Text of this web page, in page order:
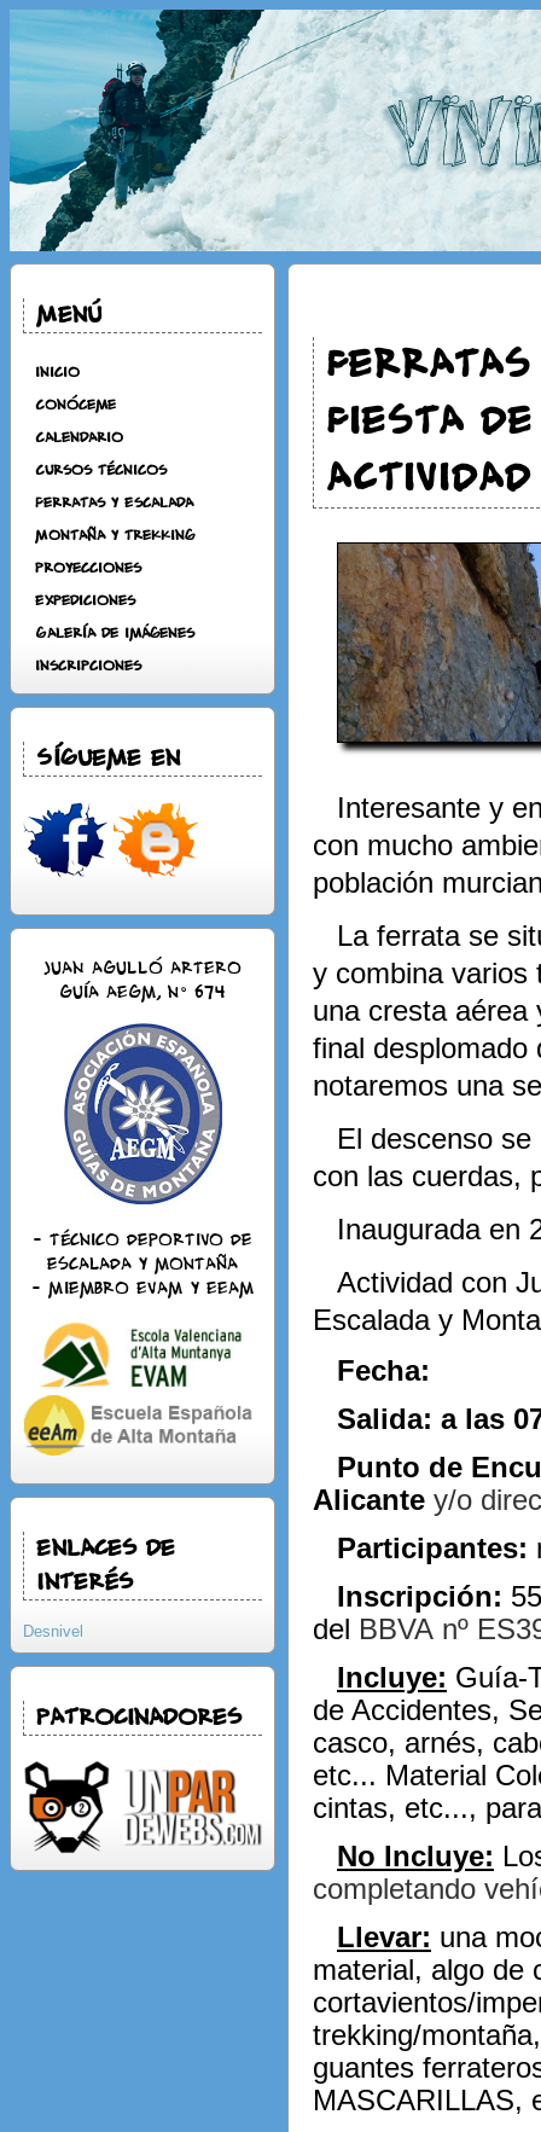
Menú
Inicio
Conóceme
Calendario
Cursos técnicos
Ferratas y Escalada
Montaña y Trekking
Proyecciones
Expediciones
Galería de Imágenes
Inscripciones
Sígueme en
JUAN AGULLÓ ARTERO
Guía AEGM, n° 674
- Técnico deportivo de
escalada y montaña
- Miembro EVAM y EEAM
Enlaces de
Interés
Desnivel
Patrocinadores
FIESTA
Interesante y
con mucho
población
La ferrata se
y combina varios
una cresta aérea
final desplomado
notaremos una
El descenso
con las cuerdas,
Inaugurada en
Actividad con
Escalada y
Fecha:
Salida: a las
Punto de
Alicante y/o
Participantes:
Inscripción:
del BBVA nº
Incluye: Guía-
de Accidentes,
casco, arnés,
etc... Material
cintas, etc...,
No Incluye:
completando
Llevar: una
material, algo de
cortavientos/
trekking/
guantes
MASCARILLAS,